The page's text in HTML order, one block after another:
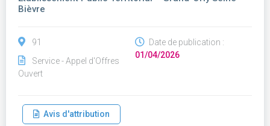
Bièvre
91
Service - Appel d'Offres
Ouvert
Date de publication :
01/04/2026
Avis d'attribution